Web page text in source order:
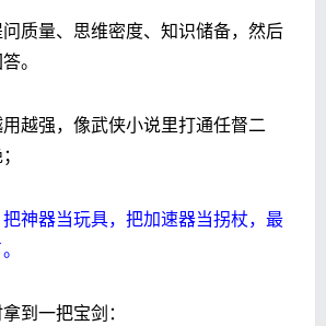
质量、思维密度、知识储备，然后
。
越强，像武侠小说里打通任督二
神器当玩具，把加速器当拐杖，最
到一把宝剑：